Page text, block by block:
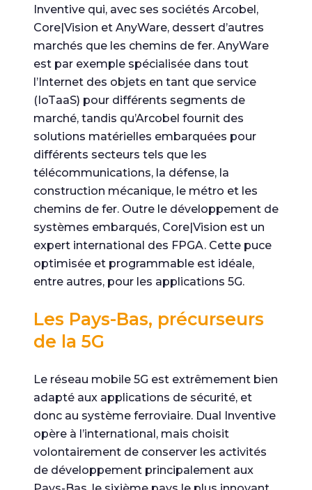
Inventive qui, avec ses sociétés Arcobel,
Core|Vision et AnyWare, dessert d’autres
marchés que les chemins de fer. AnyWare
est par exemple spécialisée dans tout
l’Internet des objets en tant que service
(IoTaaS) pour différents segments de
marché, tandis qu’Arcobel fournit des
solutions matérielles embarquées pour
différents secteurs tels que les
télécommunications, la défense, la
construction mécanique, le métro et les
chemins de fer. Outre le développement de
systèmes embarqués, Core|Vision est un
expert international des FPGA. Cette puce
optimisée et programmable est idéale,
entre autres, pour les applications 5G.
Les Pays-Bas, précurseurs
de la 5G
Le réseau mobile 5G est extrêmement bien
adapté aux applications de sécurité, et
donc au système ferroviaire. Dual Inventive
opère à l’international, mais choisit
volontairement de conserver les activités
de développement principalement aux